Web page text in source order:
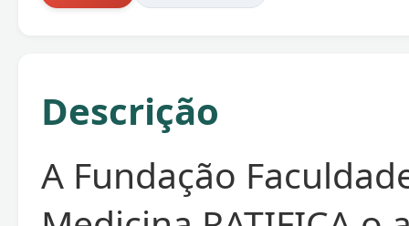
Descrição
A Fundação